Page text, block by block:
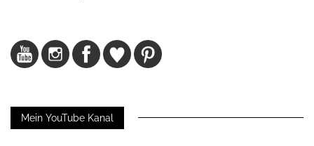
Mein YouTube Kanal